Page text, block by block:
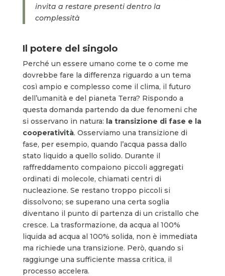
invita a restare presenti dentro la
complessità
Il potere del singolo
Perché un essere umano come te o come me
dovrebbe fare la differenza riguardo a un tema
così ampio e complesso come il clima, il futuro
dell’umanità e del pianeta Terra? Rispondo a
questa domanda partendo da due fenomeni che
si osservano in natura: la transizione di fase e la
cooperatività. Osserviamo una transizione di
fase, per esempio, quando l’acqua passa dallo
stato liquido a quello solido. Durante il
raffreddamento compaiono piccoli aggregati
ordinati di molecole, chiamati centri di
nucleazione. Se restano troppo piccoli si
dissolvono; se superano una certa soglia
diventano il punto di partenza di un cristallo che
cresce. La trasformazione, da acqua al 100%
liquida ad acqua al 100% solida, non è immediata
ma richiede una transizione. Però, quando si
raggiunge una sufficiente massa critica, il
processo accelera.